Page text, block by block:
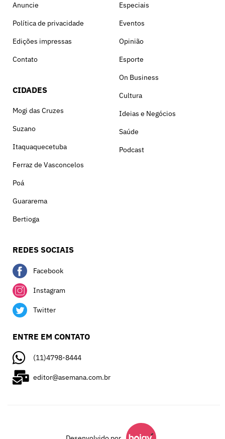
Anuncie
Política de privacidade
Edições impressas
Contato
CIDADES
Mogi das Cruzes
Suzano
Itaquaquecetuba
Ferraz de Vasconcelos
Poá
Guararema
Bertioga
Especiais
Eventos
Opinião
Esporte
On Business
Cultura
Ideias e Negócios
Saúde
Podcast
REDES SOCIAIS
Facebook
Instagram
Twitter
ENTRE EM CONTATO
(11)4798-8444
editor@asemana.com.br